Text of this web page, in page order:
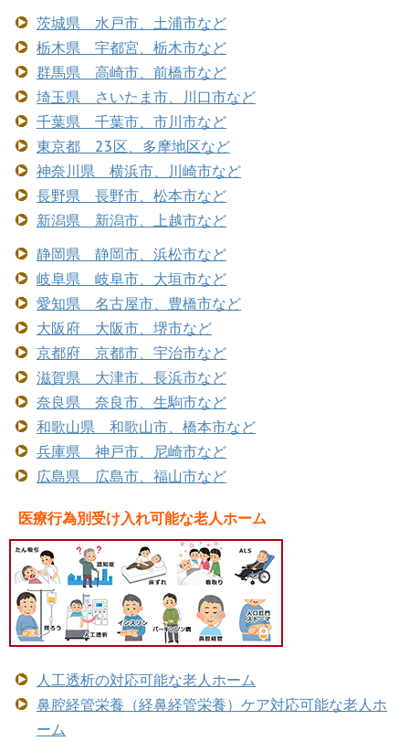
茨城県 水戸市、土浦市など
栃木県 宇都宮、栃木市など
群馬県 高崎市、前橋市など
埼玉県 さいたま市、川口市など
千葉県 千葉市、市川市など
東京都 23区、多摩地区など
神奈川県 横浜市、川崎市など
長野県 長野市、松本市など
新潟県 新潟市、上越市など
静岡県 静岡市、浜松市など
岐阜県 岐阜市、大垣市など
愛知県 名古屋市、豊橋市など
大阪府 大阪市、堺市など
京都府 京都市、宇治市など
滋賀県 大津市、長浜市など
奈良県 奈良市、生駒市など
和歌山県 和歌山市、橋本市など
兵庫県 神戸市、尼崎市など
広島県 広島市、福山市など
医療行為別受け入れ可能な老人ホーム
人工透析の対応可能な老人ホーム
鼻腔経管栄養（経鼻経管栄養）ケア対応可能な老人ホ
ーム